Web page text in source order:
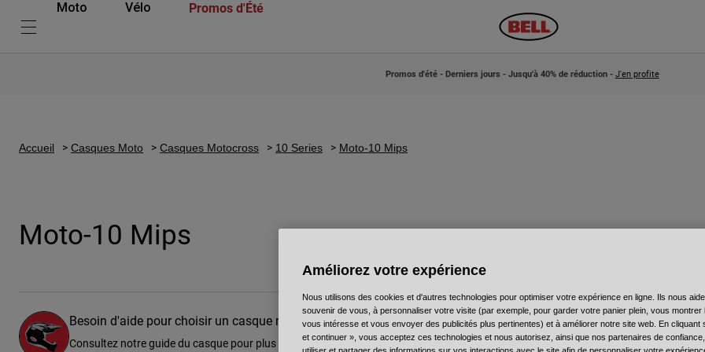
Moto Vélo Promos d'Été
Promos d'été - Derniers jours - Jusqu'à 40% de réduction - J'en profite
Accueil Casques Moto Casques Motocross 10 Series Moto-10 Mips
Moto-10 Mips
Besoin d'aide pour choisir un casque motocross/enduro ?
Consultez notre guide du casque pour plus d'informations.
Améliorez votre expérience
Nous utilisons des cookies et d'autres technologies pour optimiser votre expérience en ligne. Ils nous
souvenir de vous, à personnaliser votre visite (par exemple, pour garder votre panier plein, vous montrer
vous intéresse et vous envoyer des publicités plus pertinentes) et à améliorer notre site web. En cliquant
et continuer », vous acceptez ces technologies et nous autorisez, ainsi que nos partenaires de confiance,